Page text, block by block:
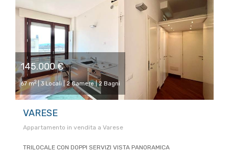
145.000 €
67 m2| 3 Locali | 2 Camere | 2 Bagni
VARESE
Appartamento in vendita a Varese
TRILOCALE CON DOPPI SERVIZI VISTA PANORAMICA